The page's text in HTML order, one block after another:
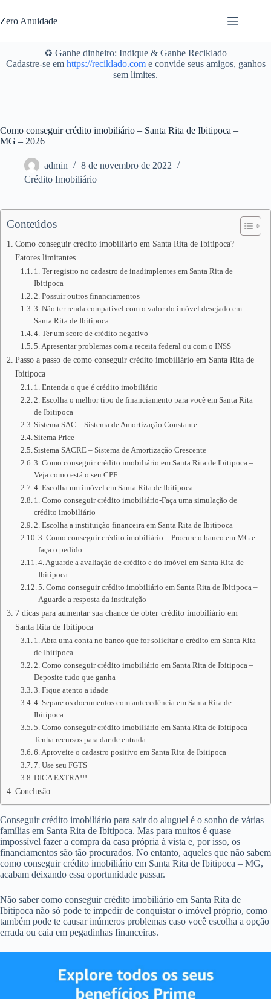
para
o
Zero Anuidade
♻️ Ganhe dinheiro: Indique & Ganhe Reciklado
Cadastre-se em https://reciklado.come convide seus amigos, ganhos
sem limites.
Como conseguir crédito imobiliário – Santa Rita de Ibitipoca –
MG – 2026
admin
8 de novembro de 2022
Crédito Imobiliário
Conteúdos
Como conseguir crédito imobiliário em Santa Rita de Ibitipoca?
Fatores limitantes
1. Ter registro no cadastro de inadimplentes em Santa Rita de
Ibitipoca
2. Possuir outros financiamentos
3. Não ter renda compatível com o valor do imóvel desejado em
Santa Rita de Ibitipoca
4. Ter um score de crédito negativo
5. Apresentar problemas com a receita federal ou com o INSS
Passo a passo de como conseguir crédito imobiliário em Santa Rita de
Ibitipoca
1. Entenda o que é crédito imobiliário
2. Escolha o melhor tipo de financiamento para você em Santa Rita
de Ibitipoca
Sistema SAC – Sistema de Amortização Constante
Sitema Price
Sistema SACRE – Sistema de Amortização Crescente
3. Como conseguir crédito imobiliário em Santa Rita de Ibitipoca –
Veja como está o seu CPF
4. Escolha um imóvel em Santa Rita de Ibitipoca
1. Como conseguir crédito imobiliário-Faça uma simulação de
crédito imobiliário
2. Escolha a instituição financeira em Santa Rita de Ibitipoca
3. Como conseguir crédito imobiliário – Procure o banco em MG e
faça o pedido
4. Aguarde a avaliação de crédito e do imóvel em Santa Rita de
Ibitipoca
5. Como conseguir crédito imobiliário em Santa Rita de Ibitipoca –
Aguarde a resposta da instituição
7 dicas para aumentar sua chance de obter crédito imobiliário em
Santa Rita de Ibitipoca
1. Abra uma conta no banco que for solicitar o crédito em Santa Rita
de Ibitipoca
2. Como conseguir crédito imobiliário em Santa Rita de Ibitipoca –
Deposite tudo que ganha
3. Fique atento a idade
4. Separe os documentos com antecedência em Santa Rita de
Ibitipoca
5. Como conseguir crédito imobiliário em Santa Rita de Ibitipoca –
Tenha recursos para dar de entrada
6. Aproveite o cadastro positivo em Santa Rita de Ibitipoca
7. Use seu FGTS
DICA EXTRA!!!
Conclusão
Conseguir crédito imobiliário para sair do aluguel é o sonho de várias
famílias em Santa Rita de Ibitipoca. Mas para muitos é quase
impossível fazer a compra da casa própria à vista e, por isso, os
financiamentos são tão procurados. No entanto, aqueles que não sabem
como conseguir crédito imobiliário em Santa Rita de Ibitipoca – MG,
acabam deixando essa oportunidade passar.
Não saber como conseguir crédito imobiliário em Santa Rita de
Ibitipoca não só pode te impedir de conquistar o imóvel próprio, como
também pode te causar inúmeros problemas caso você escolha a opção
errada ou caia em pegadinhas financeiras.